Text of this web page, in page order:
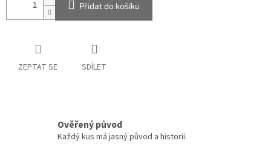
Přidat do košíku
ZEPTAT SE SDÍLET
Ověřený původ
Každý kus má jasný původ a historii.